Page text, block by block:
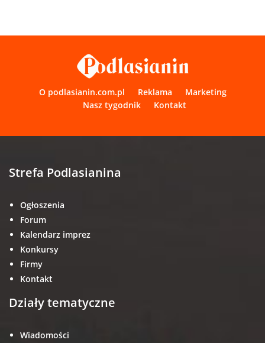
O podlasianin.com.pl Reklama
Marketing
Nasz tygodnik
Kontakt
Strefa Podlasianina
Ogłoszenia
Forum
Kalendarz imprez
Konkursy
Firmy
Kontakt
Działy tematyczne
Wiadomości